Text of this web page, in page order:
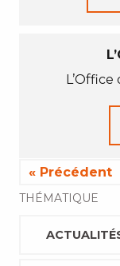
« Précédent
THÉMATIQUE